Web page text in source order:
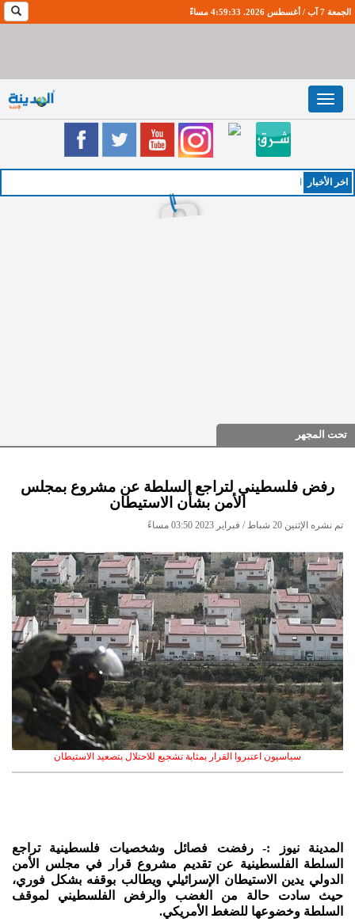
الجمعة 7 آب / أغسطس 2026. 4:59:34 مساءً
Toggle
navigation
اخر اﻷخبار
تحت المجهر
رفض فلسطيني لتراجع السلطة عن مشروع بمجلس
الأمن بشأن الاستيطان
تم نشره الإثنين 20 شباط / فبراير 2023 03:50 مساءً
سياسيون اعتبروا القرار بمثابة تشجيع للاحتلال بتصعيد الاستيطان
المدينة نيوز :- رفضت فصائل وشخصيات فلسطينية تراجع
السلطة الفلسطينية عن تقديم مشروع قرار في مجلس الأمن
الدولي يدين الاستيطان الإسرائيلي ويطالب بوقفه بشكل فوري،
حيث سادت حالة من الغضب والرفض الفلسطيني لموقف
السلطة وخضوعها للضغط الأمريكي.